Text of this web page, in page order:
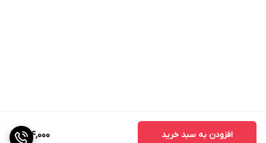
144,000 افزودن به سبد خرید